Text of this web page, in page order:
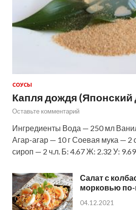
СОУСЫ
Капля дождя (Японский
Оставьте комментарий
Ингредиенты Вода — 250 мл
Агар-агар — 10 г Соевая мука — 2
сироп — 2 ч.л. Б: 4.67 Ж: 2.32 У: 9.69
Салат с
морковью по-
04.12.2021